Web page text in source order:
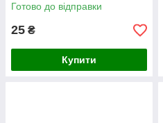
Готово до відправки
25 ₴
Купити